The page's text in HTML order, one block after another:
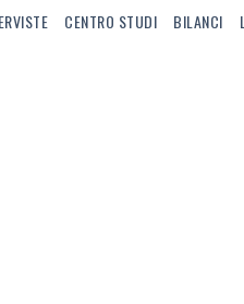
CENTRO STUDI BILANCI